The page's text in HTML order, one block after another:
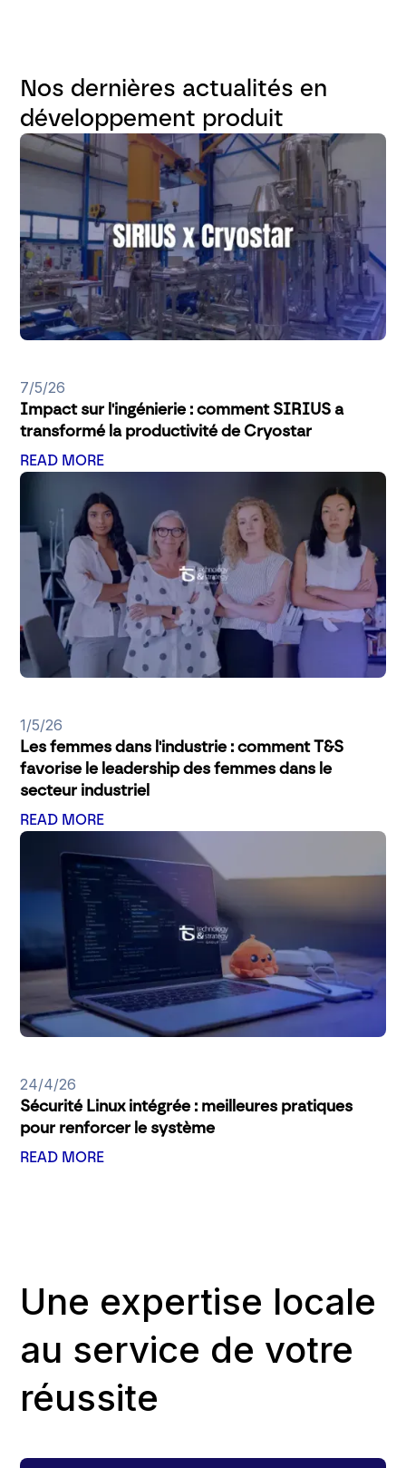
Nos dernières actualités en
développement produit
7/5/26
Impact sur l'ingénierie : comment SIRIUS a
transformé la productivité de Cryostar
READ MORE
1/5/26
Les femmes dans l'industrie : comment T&S
favorise le leadership des femmes dans le
secteur industriel
READ MORE
24/4/26
Sécurité Linux intégrée : meilleures pratiques
pour renforcer le système
READ MORE
Une expertise locale
au service de votre
réussite